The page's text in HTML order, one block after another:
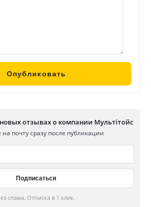
отзывах о компании Мультітойс
почту сразу после публикации
спама. Отписка в 1 клик.